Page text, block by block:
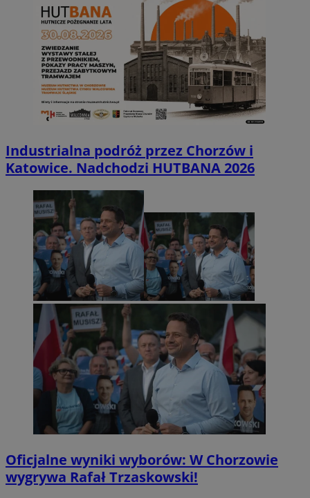
Industrialna podróż przez Chorzów i
Katowice. Nadchodzi HUTBANA 2026
Oficjalne wyniki wyborów: W Chorzowie
wygrywa Rafał Trzaskowski!